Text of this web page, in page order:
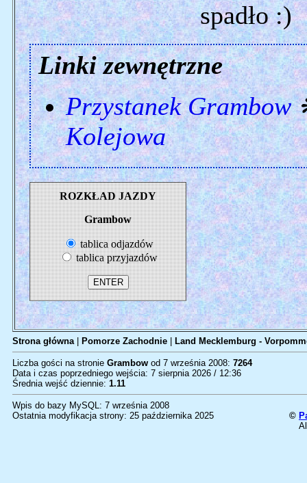
spadło :)
Linki zewnętrzne
Przystanek Grambow
Kolejowa
ROZKŁAD JAZDY
Grambow
tablica odjazdów
tablica przyjazdów
Strona główna| Pomorze Zachodnie Land Mecklemburg -
Liczba gości na stronie Grambow od 7 września 2008: 7264
Data i czas poprzedniego wejścia: 7 sierpnia 2026 / 12:36
Średnia wejść dziennie: 1.11
Wpis do bazy MySQL: 7 września 2008
Ostatnia modyfikacja strony: 25 października 2025
©